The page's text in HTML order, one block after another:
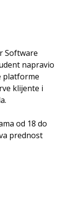
Software
napravio
platforme
klijente i
od 18 do
prednost